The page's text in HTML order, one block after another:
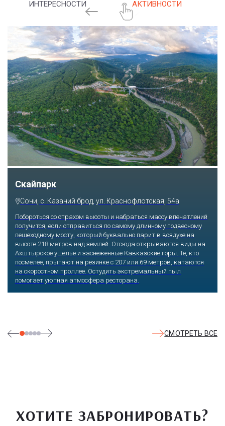
ИНТЕРЕСНОСТИ АКТИВНОСТИ
Скайпарк
Сочи, с. Казачий брод, ул. Краснофлотская, 54а
Побороться со страхом высоты и набраться массу впечатлений
получится, если отправиться по самому длинному подвесному
пешеходному мосту, который буквально парит в воздухе на
высоте 218 метров над землей. Отсюда открываются виды на
Ахштырское ущелье и заснеженные Кавказские горы. Те, кто
посмелее, прыгают на резинке с 207 или 69 метров, катаются
на скоростном троллее. Остудить экстремальный пыл
помогает уютная атмосфера ресторана.
СМОТРЕТЬ ВСЕ
ХОТИТЕ ЗАБРОНИРОВАТЬ?